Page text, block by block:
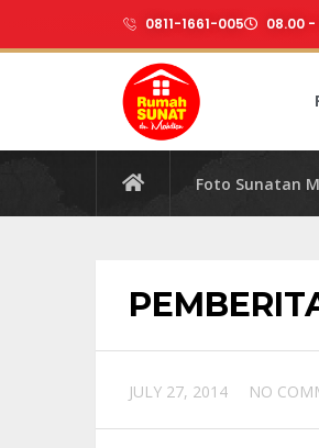
0811-1661-005 08.00 -
Foto Sunatan
JULY 27, 2014 NO